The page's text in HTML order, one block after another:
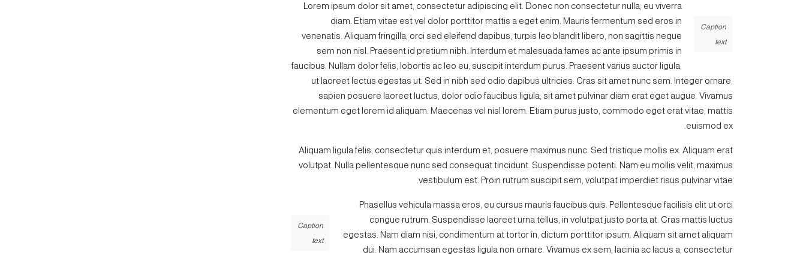
Caption
text
Lorem ipsum dolor sit amet, consectetur adipiscing elit. Donec non consectetur nulla, eu viverra
diam. Etiam vitae est vel dolor porttitor mattis a eget enim. Mauris fermentum sed eros in
venenatis. Aliquam fringilla, orci sed eleifend dapibus, turpis leo blandit libero, non sagittis neque
sem non nisl. Praesent id pretium nibh. Interdum et malesuada fames ac ante ipsum primis in
faucibus. Nullam dolor felis, lobortis ac leo eu, suscipit interdum purus. Praesent varius auctor ligula,
ut laoreet lectus egestas ut. Sed in nibh sed odio dapibus ultricies. Cras sit amet nunc sem. Integer ornare,
sapien posuere laoreet luctus, dolor odio faucibus ligula, sit amet pulvinar diam erat eget augue. Vivamus
elementum eget lorem id aliquam. Maecenas vel nisl lorem. Etiam purus justo, commodo eget erat vitae, mattis
euismod ex.
Aliquam ligula felis, consectetur quis interdum et, posuere maximus nunc. Sed tristique mollis ex. Aliquam erat
volutpat. Nulla pellentesque nunc sed consequat tincidunt. Suspendisse potenti. Nam eu mollis velit, maximus
vestibulum est. Proin rutrum suscipit sem, volutpat imperdiet risus pulvinar vitae.
Caption
text
Phasellus vehicula massa eros, eu cursus mauris faucibus quis. Pellentesque facilisis elit ut orci
congue rutrum. Suspendisse laoreet urna tellus, in volutpat justo porta at. Cras mattis luctus
egestas. Nam diam nisi, condimentum at tortor in, dictum porttitor ipsum. Aliquam sit amet aliquam
dui. Nam accumsan egestas ligula non ornare. Vivamus ex sem, lacinia ac lacus a, consectetur